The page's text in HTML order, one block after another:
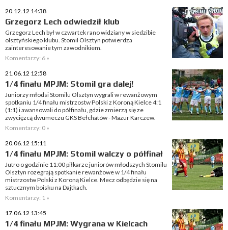
20.12.12 14:38
Grzegorz Lech odwiedził klub
Grzegorz Lech był w czwartek rano widziany w siedzibie
olsztyńskiego klubu. Stomil Olsztyn potwierdza
zainteresowanie tym zawodnikiem.
Komentarzy: 6 »
21.06.12 12:58
1/4 finału MPJM: Stomil gra dalej!
Juniorzy młodsi Stomilu Olsztyn wygrali w rewanżowym
spotkaniu 1/4 finału mistrzostw Polski z Koroną Kielce 4:1
(1:1) i awansowali do półfinału, gdzie zmierzą się ze
zwycięzcą dwumeczu GKS Bełchatów - Mazur Karczew.
Komentarzy: 0 »
20.06.12 15:11
1/4 finału MPJM: Stomil walczy o półfinał
Jutro o godzinie 11:00 piłkarze juniorów młodszych Stomilu
Olsztyn rozegrają spotkanie rewanżowe w 1/4 finału
mistrzostw Polski z Koroną Kielce. Mecz odbędzie się na
sztucznym boisku na Dajtkach.
Komentarzy: 1 »
17.06.12 13:45
1/4 finału MPJM: Wygrana w Kielcach